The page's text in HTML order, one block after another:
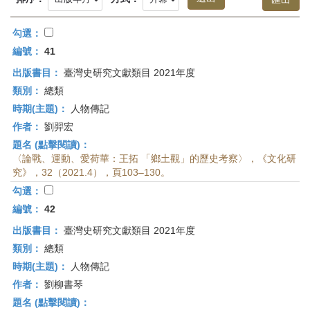
頁
勾選：
編號： 41
出版書目： 臺灣史研究文獻類目 2021年度
類別： 總類
時期(主題)：
人物傳記
作者： 劉羿宏
題名 (點擊閱讀)：
〈論戰、運動、愛荷華：王拓 「鄉土觀」的歷史考察〉，《文化研
究》，32（2021.4），頁103–130。
勾選：
編號： 42
出版書目： 臺灣史研究文獻類目 2021年度
類別： 總類
時期(主題)：
人物傳記
作者： 劉柳書琴
題名 (點擊閱讀)：